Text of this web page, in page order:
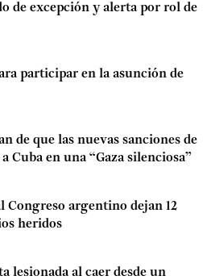
de excepción y alerta por rol de
participar en la asunción de
de que las nuevas sanciones de
Cuba en una “Gaza silenciosa”
argentino dejan 12
heridos
lesionada al caer desde un